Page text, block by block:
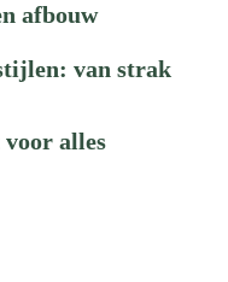
afbouw
van strak
voor alles